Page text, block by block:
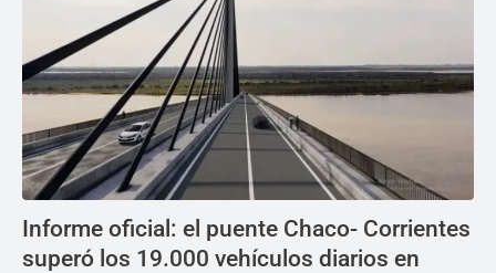
Informe oficial: el puente Chaco- Corrientes
superó los 19.000 vehículos diarios en